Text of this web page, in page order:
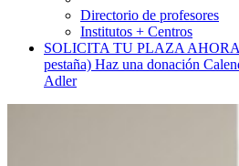
Directorio de profesores
Institutos + Centros
SOLICITA TU PLAZA AHORA
pestaña) Haz una donación
Adler